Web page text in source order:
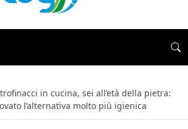
in cucina, sei all’età della pietra:
l’alternativa molto più igienica